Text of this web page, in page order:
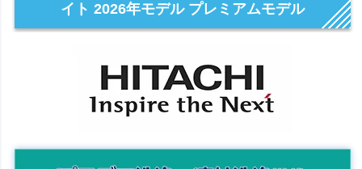
イト 2026年モデル プレミアムモデル